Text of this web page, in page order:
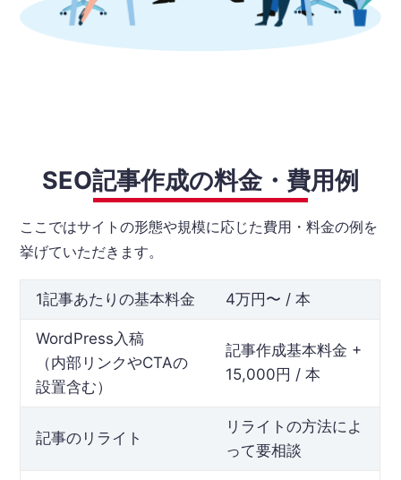
SEO記事作成の料金・費用例
ここではサイトの形態や規模に応じた費用・料金の例を
挙げていただきます。
1記事あたりの基本料金 4万円〜 / 本
WordPress入稿
（内部リンクやCTAの
設置含む）
記事作成基本料金 +
15,000円 / 本
記事のリライト
リライトの方法によ
って要相談